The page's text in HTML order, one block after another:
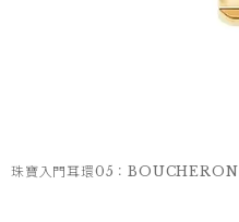
珠寶入門耳環05：BOUCHERON